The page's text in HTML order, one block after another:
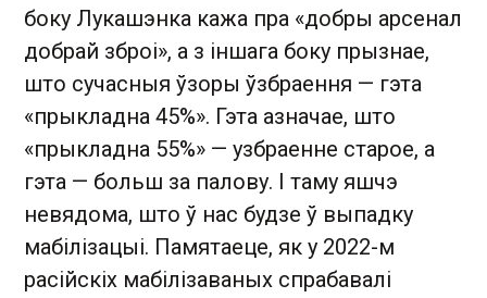
боку Лукашэнка кажа пра «добры арсенал
добрай зброі», а з іншага боку прызнае,
што сучасныя ўзоры ўзбраення — гэта
«прыкладна 45%». Гэта азначае, што
«прыкладна 55%» — узбраенне старое, а
гэта — больш за палову. І таму яшчэ
невядома, што ў нас будзе ў выпадку
мабілізацыі. Памятаеце, як у 2022-м
расійскіх мабілізаваных спрабавалі